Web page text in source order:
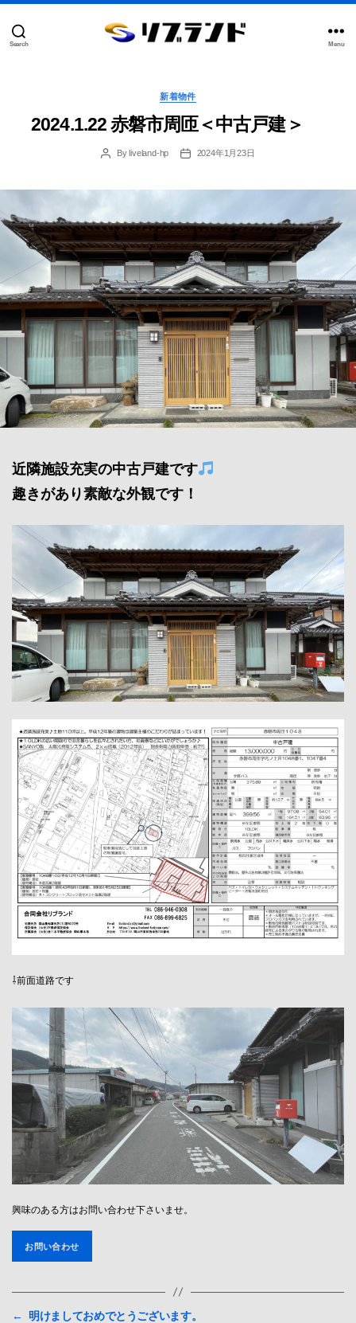
Search
社
ブ
ン
Menu
Categories
新着物件
2024.1.22 赤磐市周匝＜中古戸建＞
PostBy liveland-hp
Post2024年1月23日
近隣施設充実の中古戸建です
趣きがあり素敵な外観です！
⇩前面道路です
興味のある方はお問い合わせ下さいませ。
お問い合わせ
←
明けましておめでとうございます。